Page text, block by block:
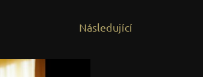
Následující